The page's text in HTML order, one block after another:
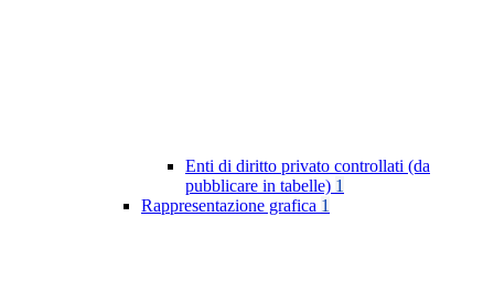
Enti di diritto privato controllati (da
pubblicare in tabelle) 1
Rappresentazione grafica 1